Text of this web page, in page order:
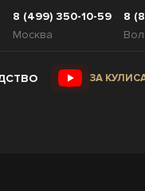
8 (499) 350-10-59
Москва
8
ЗА